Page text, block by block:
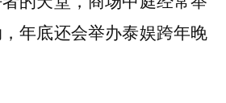
年底还会举办泰娱跨年晚